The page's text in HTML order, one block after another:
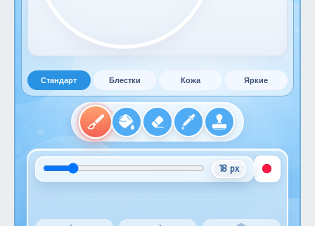
Стандарт Блестки Кожа Яркие
18 px